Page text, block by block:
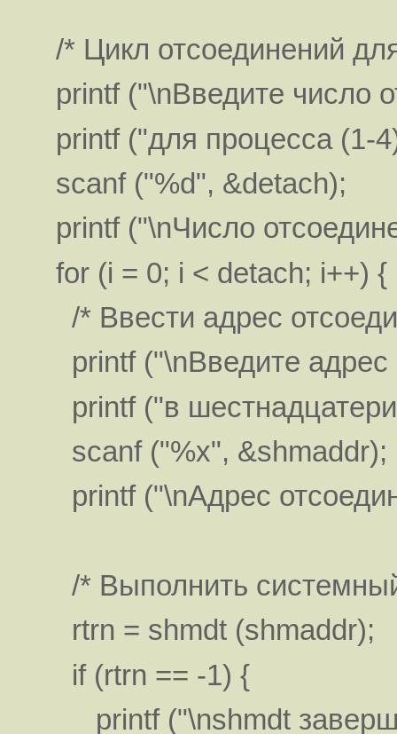
/* Цикл отсоединений
printf ("\nВведите число
printf ("для процесса (1-
scanf ("%d", &detach);
printf ("\nЧисло
for (i = 0; i < detach; i++) {
/* Ввести адрес
printf ("\nВведите адрес
printf ("в
scanf ("%x", &shmaddr);
printf ("\nАдрес
/* Выполнить
rtrn = shmdt (shmaddr);
if (rtrn == -1) {
printf ("\nshmdt